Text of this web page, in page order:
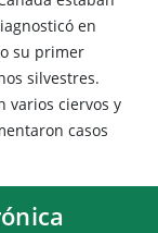
en
su primer
silvestres.
varios ciervos y
casos